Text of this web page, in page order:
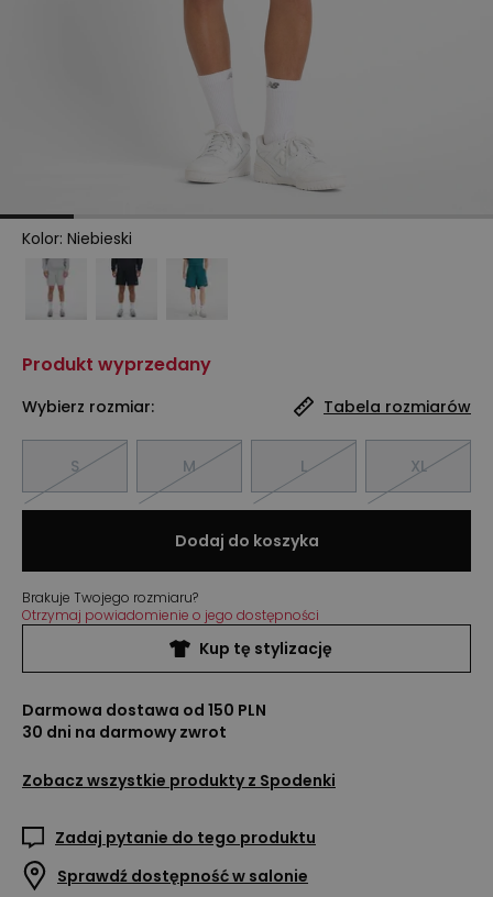
Kolor: Niebieski
Produkt wyprzedany
Wybierz rozmiar: Tabela rozmiarów
S M L XL
Dodaj do koszyka
Brakuje Twojego rozmiaru?
Otrzymaj powiadomienie o jego dostępności
Kup tę stylizację
Darmowa dostawa od 150 PLN
30 dni na darmowy zwrot
Zobacz wszystkie produkty z Spodenki
Zadaj pytanie do tego produktu
Sprawdź dostępność w salonie